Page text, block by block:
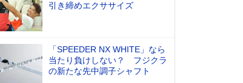
引き締めエクササイズ
「SPEEDER NX WHITE」なら
当たり負けしない？ フジクラ
の新たな先中調子シャフト